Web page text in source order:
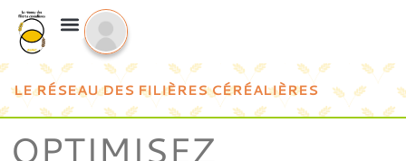
LE RÉSEAU DES FILIÈRES CÉRÉALIÈRES
OPTIMISEZ